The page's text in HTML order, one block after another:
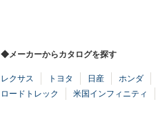
◆メーカーからカタログを探す
レクサス トヨタ 日産 ホンダ
ロードトレック
米国インフィニティ